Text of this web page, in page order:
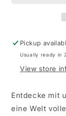
Pickup
Usually ready in
View store
Entdecke mit
eine Welt